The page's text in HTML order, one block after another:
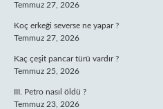
Temmuz 27, 2026
Koç erkeği severse ne yapar ?
Temmuz 27, 2026
Kaç çeşit pancar türü vardır ?
Temmuz 25, 2026
III. Petro nasıl öldü ?
Temmuz 23, 2026